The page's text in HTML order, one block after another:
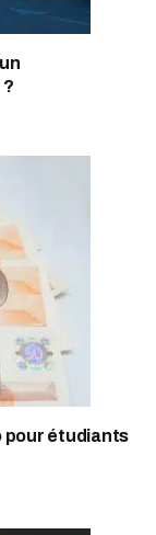
pour étudiants